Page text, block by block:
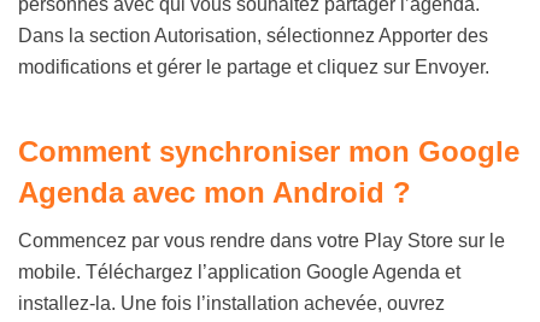
personnes avec qui vous souhaitez partager l’agenda.
Dans la section Autorisation, sélectionnez Apporter des
modifications et gérer le partage et cliquez sur Envoyer.
Comment synchroniser mon Google
Agenda avec mon Android ?
Commencez par vous rendre dans votre Play Store sur le
mobile. Téléchargez l’application Google Agenda et
installez-la. Une fois l’installation achevée, ouvrez